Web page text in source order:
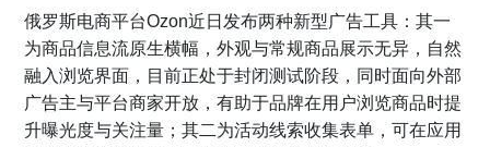
俄罗斯电商平台Ozon近日发布两种新型广告工具：其一
为商品信息流原生横幅，外观与常规商品展示无异，自然
融入浏览界面，目前正处于封闭测试阶段，同时面向外部
广告主与平台商家开放，有助于品牌在用户浏览商品时提
升曝光度与关注量；其二为活动线索收集表单，可在应用